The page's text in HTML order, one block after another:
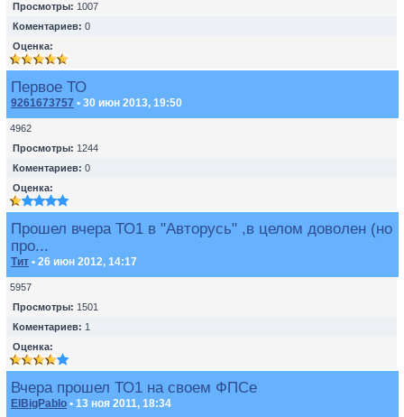
Просмотры: 1007
Коментариев: 0
Оценка:
Первое ТО
9261673757 • 30 июн 2013, 19:50
4962
Просмотры: 1244
Коментариев: 0
Оценка:
Прошел вчера ТО1 в "Авторусь" ,в целом доволен (но
про...
Тит • 26 июн 2012, 14:17
5957
Просмотры: 1501
Коментариев: 1
Оценка:
Вчера прошел ТО1 на своем ФПСе
ElBigPablo • 13 ноя 2011, 18:34